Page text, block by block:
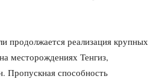
продолжается реализация крупных
месторождениях Тенгиз,
Пропускная способность